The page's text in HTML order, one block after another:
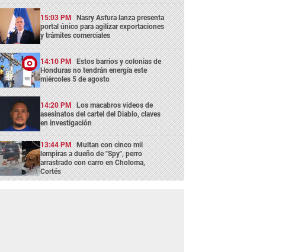
15:03 PM Nasry Asfura lanza presenta
portal único para agilizar exportaciones
y trámites comerciales
14:10 PM Estos barrios y colonias de
Honduras no tendrán energía este
miércoles 5 de agosto
14:20 PM Los macabros videos de
asesinatos del cartel del Diablo, claves
en investigación
13:44 PM Multan con cinco mil
lempiras a dueño de "Spy", perro
arrastrado con carro en Choloma,
Cortés